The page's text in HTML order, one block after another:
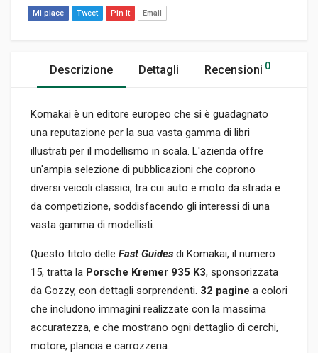
Mi piace Tweet Pin It Email
Descrizione Dettagli Recensioni 0
Komakai è un editore europeo che si è guadagnato
una reputazione per la sua vasta gamma di libri
illustrati per il modellismo in scala. L'azienda offre
un'ampia selezione di pubblicazioni che coprono
diversi veicoli classici, tra cui auto e moto da strada e
da competizione, soddisfacendo gli interessi di una
vasta gamma di modellisti.
Questo titolo delle Fast Guides di Komakai, il numero
15, tratta la Porsche Kremer 935 K3, sponsorizzata
da Gozzy, con dettagli sorprendenti. 32 pagine a colori
che includono immagini realizzate con la massima
accuratezza, e che mostrano ogni dettaglio di cerchi,
motore, plancia e carrozzeria.